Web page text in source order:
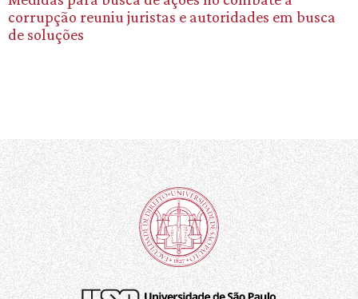
corrupção reuniu juristas e autoridades em busca
de soluções